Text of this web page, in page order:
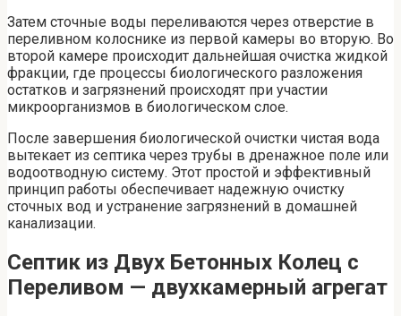
Затем сточные воды переливаются через отверстие в
переливном колоснике из первой камеры во вторую. Во
второй камере происходит дальнейшая очистка жидкой
фракции, где процессы биологического разложения
остатков и загрязнений происходят при участии
микроорганизмов в биологическом слое.
После завершения биологической очистки чистая вода
вытекает из септика через трубы в дренажное поле или
водоотводную систему. Этот простой и эффективный
принцип работы обеспечивает надежную очистку
сточных вод и устранение загрязнений в домашней
канализации.
Септик из Двух Бетонных Колец с
Переливом — двухкамерный агрегат